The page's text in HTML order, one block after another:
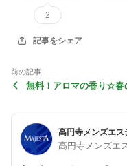
2
記事をシェア
前の記事
無料！アロマの香り☆春